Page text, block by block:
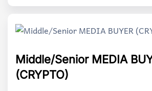
Middle/Senior MEDIA
(CRYPTO)